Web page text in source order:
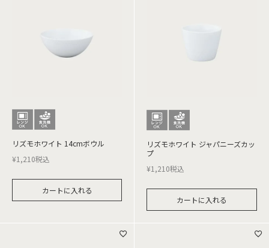
リズモホワイト 14cmボウル
¥1,210税込
カートに入れる
リズモホワイト ジャパニーズカッ
プ
¥1,210税込
カートに入れる